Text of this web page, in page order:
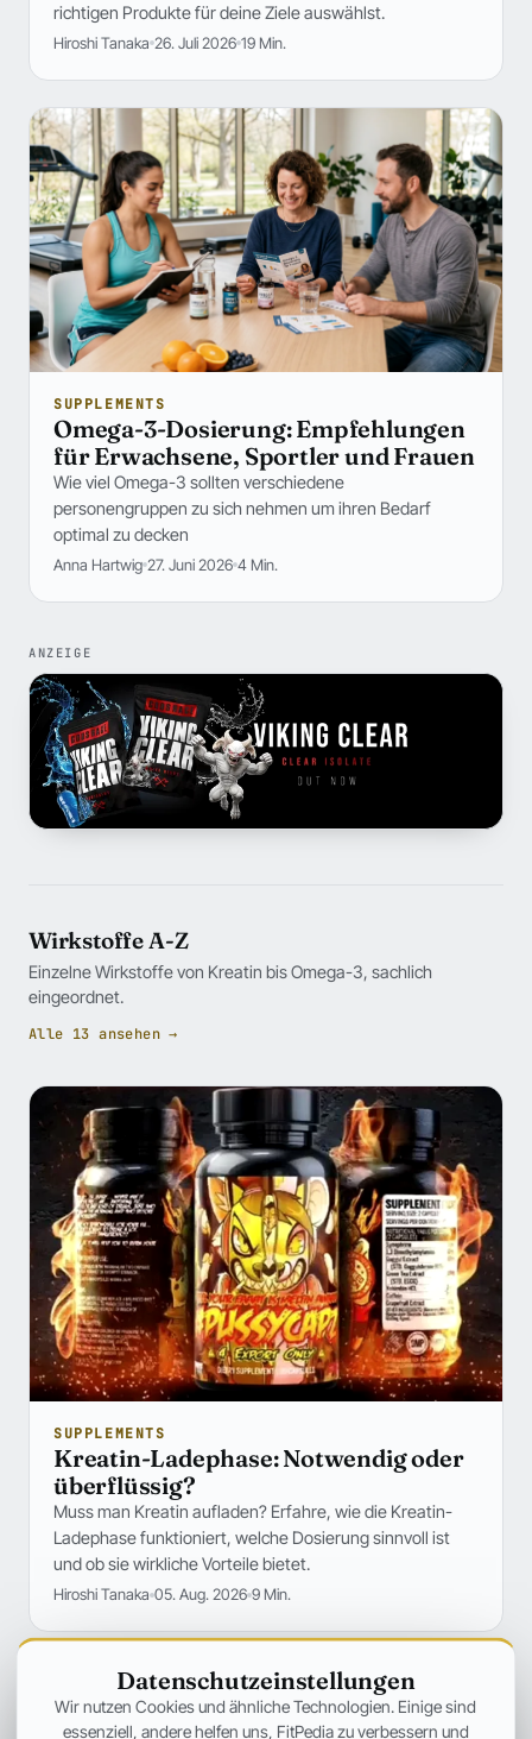
richtigen Produkte für deine Ziele auswählst.
Hiroshi Tanaka 26. Juli 2026 19 Min.
SUPPLEMENTS
Omega-3-Dosierung: Empfehlungen
für Erwachsene, Sportler und Frauen
Wie viel Omega-3 sollten verschiedene
personengruppen zu sich nehmen um ihren Bedarf
optimal zu decken
Anna Hartwig 27. Juni 2026 4 Min.
ANZEIGE
Wirkstoffe A-Z
Einzelne Wirkstoffe von Kreatin bis Omega-3, sachlich
eingeordnet.
Alle 13 ansehen →
SUPPLEMENTS
Kreatin-Ladephase: Notwendig oder
überflüssig?
Muss man Kreatin aufladen? Erfahre, wie die Kreatin-
Ladephase funktioniert, welche Dosierung sinnvoll ist
und ob sie wirkliche Vorteile bietet.
Hiroshi Tanaka 05. Aug. 2026 9 Min.
Datenschutzeinstellungen
Wir nutzen Cookies und ähnliche Technologien. Einige sind
essenziell, andere helfen uns, FitPedia zu verbessern und